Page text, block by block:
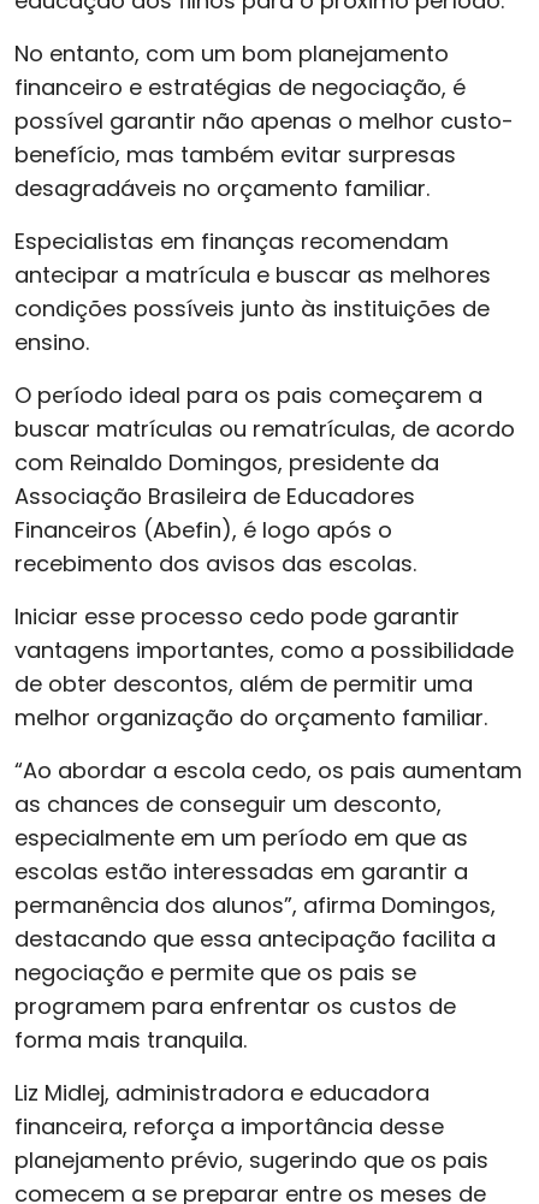
No entanto, com um bom planejamento
financeiro e estratégias de negociação, é
possível garantir não apenas o melhor custo-
benefício, mas também evitar surpresas
desagradáveis no orçamento familiar.
Especialistas em finanças recomendam
antecipar a matrícula e buscar as melhores
condições possíveis junto às instituições de
ensino.
O período ideal para os pais começarem a
buscar matrículas ou rematrículas, de acordo
com Reinaldo Domingos, presidente da
Associação Brasileira de Educadores
Financeiros (Abefin), é logo após o
recebimento dos avisos das escolas.
Iniciar esse processo cedo pode garantir
vantagens importantes, como a possibilidade
de obter descontos, além de permitir uma
melhor organização do orçamento familiar.
“Ao abordar a escola cedo, os pais aumentam
as chances de conseguir um desconto,
especialmente em um período em que as
escolas estão interessadas em garantir a
permanência dos alunos”, afirma Domingos,
destacando que essa antecipação facilita a
negociação e permite que os pais se
programem para enfrentar os custos de
forma mais tranquila.
Liz Midlej, administradora e educadora
financeira, reforça a importância desse
planejamento prévio, sugerindo que os pais
comecem a se preparar entre os meses de